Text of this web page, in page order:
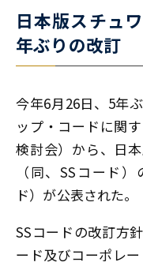
日本版スチュ
年ぶりの改訂
今年6月26日、5年
ップ・コードに関
検討会）から、日
（同、SSコード
ド）が公表された。
SSコードの改訂方
ード及びコーポレ